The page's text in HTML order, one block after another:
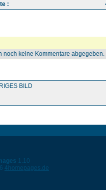
:
noch keine Kommentare abgegeben.
BILD
1.10
4homepages.de